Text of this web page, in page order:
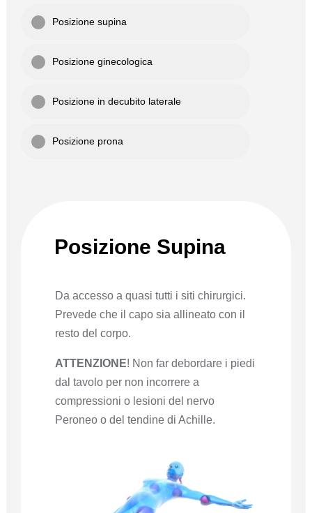
Posizione supina
Posizione ginecologica
Posizione in decubito laterale
Posizione prona
Posizione Supina
Da accesso a quasi tutti i siti chirurgici.
Prevede che il capo sia allineato con il
resto del corpo.
ATTENZIONE! Non far debordare i piedi
dal tavolo per non incorrere a
compressioni o lesioni del nervo
Peroneo o del tendine di Achille.